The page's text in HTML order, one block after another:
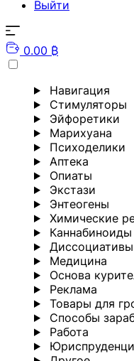
Выйти
0.00 ₿
Навигация
Стимуляторы
Эйфоретики
Марихуана
Психоделики
Аптека
Опиаты
Экстази
Энтеогены
Химические
Каннабиноиды
Диссоциативы
Медицина
Основа
Реклама
Товары для
Способы
Работа